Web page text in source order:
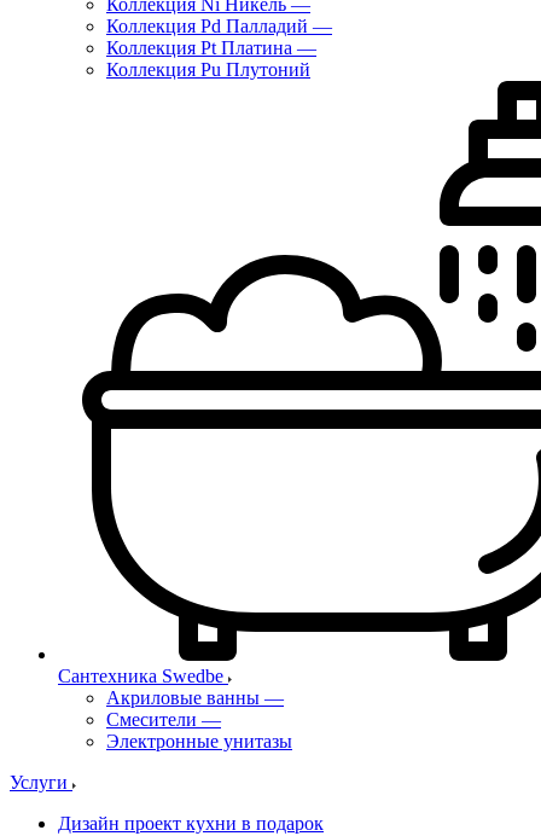
Коллекция Ni Никель —
Коллекция Pd Палладий —
Коллекция Pt Платина —
Коллекция Pu Плутоний
Сантехника Swedbe
Акриловые ванны —
Смесители —
Электронные унитазы
Услуги
Дизайн проект кухни в подарок